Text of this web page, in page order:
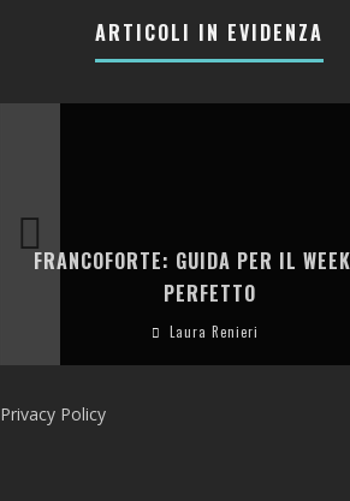
ARTICOLI IN EVIDENZA
FRANCOFORTE: GUIDA PER IL
PERFETTO
Laura Renieri
Privacy Policy